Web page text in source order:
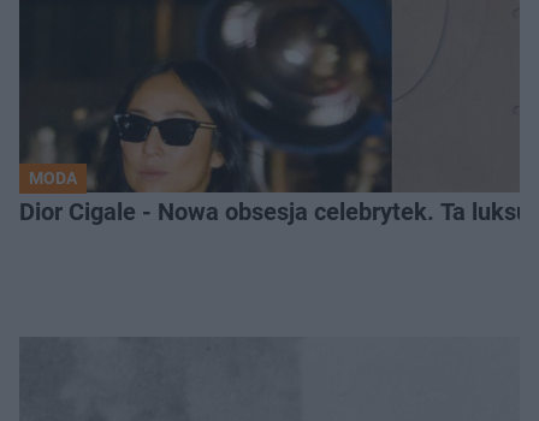
MODA
Dior Cigale - Nowa obsesja celebrytek. Ta